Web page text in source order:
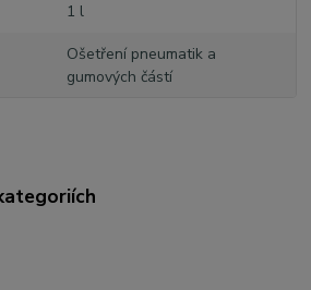
1 l
Ošetření pneumatik a
gumových částí